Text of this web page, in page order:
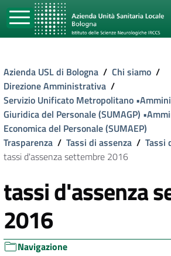
Azienda USL di Bologna / Chi siamo /
Direzione Amministrativa /
Servizio Unificato Metropolitano
Giuridica del Personale (SUMAGP)
Economica del Personale (SUMAEP)
Trasparenza / Tassi di assenza / Tassi
tassi d'assenza settembre 2016
tassi d'assenza
2016
Navigazione